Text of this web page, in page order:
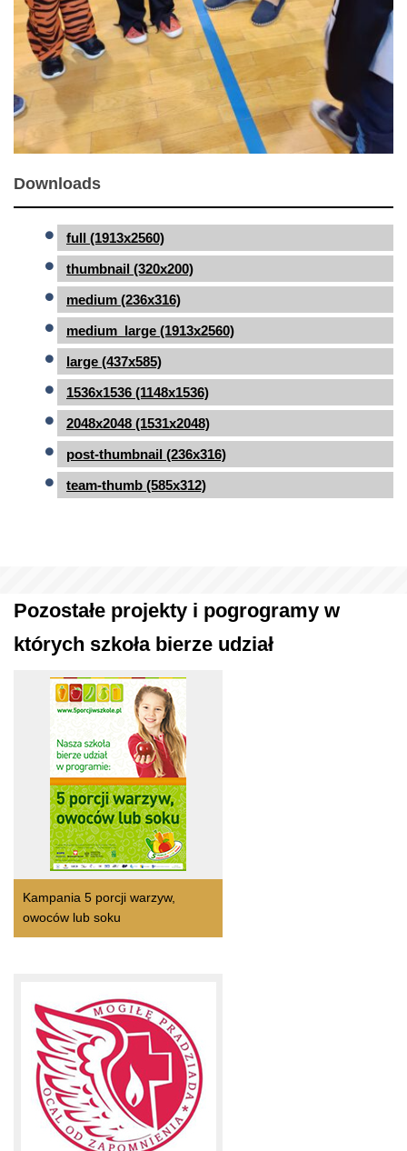
Downloads
full (1913x2560)
thumbnail (320x200)
medium (236x316)
medium_large (1913x2560)
large (437x585)
1536x1536 (1148x1536)
2048x2048 (1531x2048)
post-thumbnail (236x316)
team-thumb (585x312)
Pozostałe projekty i pogrogramy w
których szkoła bierze udział
Kampania 5 porcji warzyw,
owoców lub soku